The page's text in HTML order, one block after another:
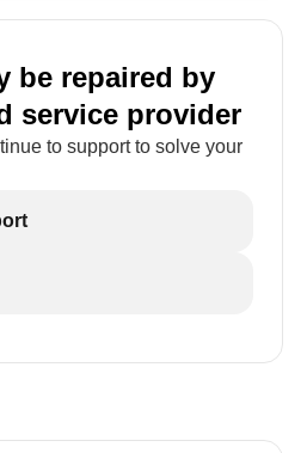
be repaired by
service provider
to support to solve your